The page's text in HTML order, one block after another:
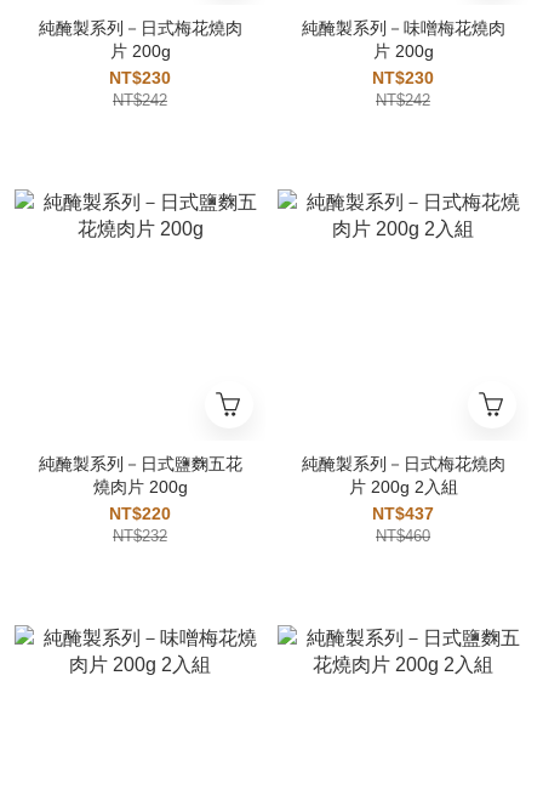
純醃製系列－日式梅花燒肉
片 200g
NT$230
NT$242
純醃製系列－味噌梅花燒肉
片 200g
NT$230
NT$242
純醃製系列－日式鹽麴五花
燒肉片 200g
NT$220
NT$232
純醃製系列－日式梅花燒肉
片 200g 2入組
NT$437
NT$460